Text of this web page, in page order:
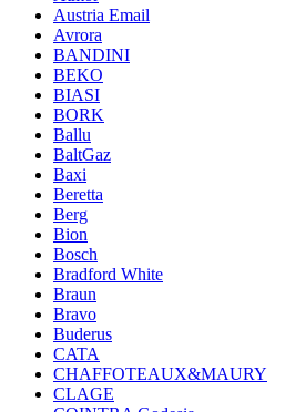
Austria Email
Avrora
BANDINI
BEKO
BIASI
BORK
Ballu
BaltGaz
Baxi
Beretta
Berg
Bion
Bosch
Bradford White
Braun
Bravo
Buderus
CATA
CHAFFOTEAUX&MAURY
CLAGE